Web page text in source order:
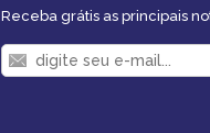
Receba grátis as principais